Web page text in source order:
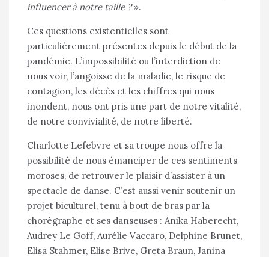
influencer à notre taille ?».
Ces questions existentielles sont
particulièrement présentes depuis le début de la
pandémie. L’impossibilité ou l’interdiction de
nous voir, l’angoisse de la maladie, le risque de
contagion, les décès et les chiffres qui nous
inondent, nous ont pris une part de notre vitalité,
de notre convivialité, de notre liberté.
Charlotte Lefebvre et sa troupe nous offre la
possibilité de nous émanciper de ces sentiments
moroses, de retrouver le plaisir d’assister à un
spectacle de danse. C’est aussi venir soutenir un
projet biculturel, tenu à bout de bras par la
chorégraphe et ses danseuses : Anika Haberecht,
Audrey Le Goff, Aurélie Vaccaro, Delphine Brunet,
Elisa Stahmer, Elise Brive, Greta Braun, Janina